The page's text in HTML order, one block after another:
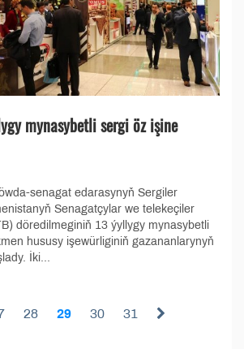
mynasybetli sergi öz işine
senagat edarasynyň Sergiler
Senagatçylar we telekeçiler
döredilmeginiň 13 ýyllygy mynasybetli
hususy işewürliginiň gazananlarynyň
İki...
28 29 30 31